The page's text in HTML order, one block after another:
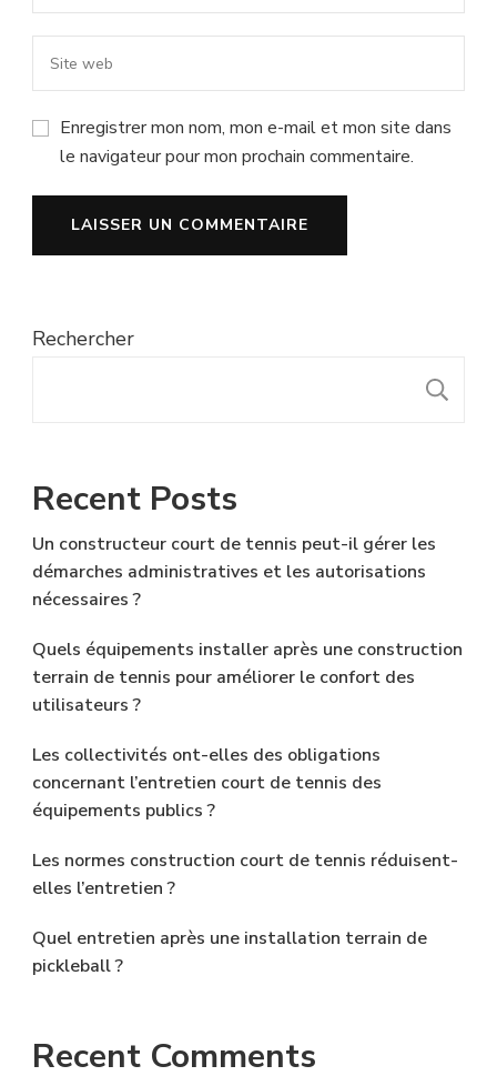
Enregistrer mon nom, mon e-mail et mon site dans
le navigateur pour mon prochain commentaire.
Rechercher
Recent Posts
Un constructeur court de tennis peut-il gérer les
démarches administratives et les autorisations
nécessaires ?
Quels équipements installer après une construction
terrain de tennis pour améliorer le confort des
utilisateurs ?
Les collectivités ont-elles des obligations
concernant l’entretien court de tennis des
équipements publics ?
Les normes construction court de tennis réduisent-
elles l’entretien ?
Quel entretien après une installation terrain de
pickleball ?
Recent Comments